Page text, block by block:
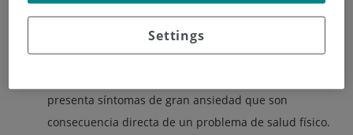
indefenso y evitación de este tipo de lugares o
situaciones.
presenta síntomas de gran ansiedad que son
consecuencia directa de un problema de salud físico.
Settings